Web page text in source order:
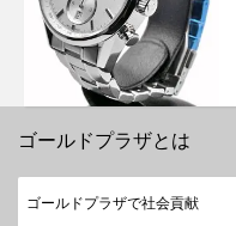
ゴールドプラザとは
ゴールドプラザで社会貢献